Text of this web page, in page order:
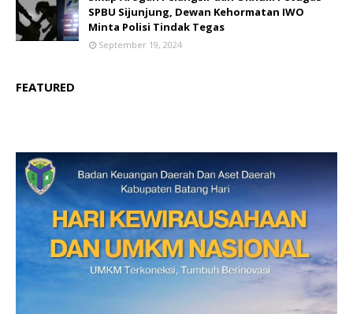
SPBU Sijunjung, Dewan Kehormatan IWO
Minta Polisi Tindak Tegas
September 19, 2024
FEATURED